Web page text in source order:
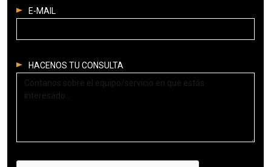
E-MAIL
HACENOS TU CONSULTA